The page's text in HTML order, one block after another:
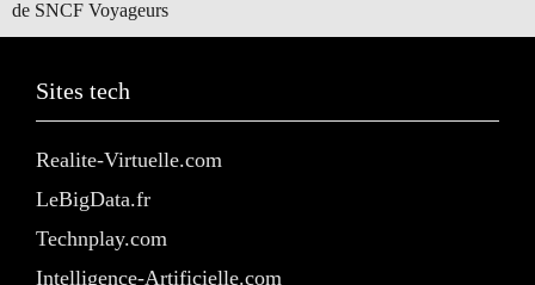
de SNCF Voyageurs
Sites tech
Realite-Virtuelle.com
LeBigData.fr
Technplay.com
Intelligence-Artificielle.com